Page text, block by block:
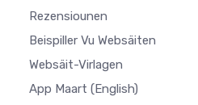
Rezensiounen
Beispiller Vu Websäiten
Websäit-Virlagen
App Maart (English)